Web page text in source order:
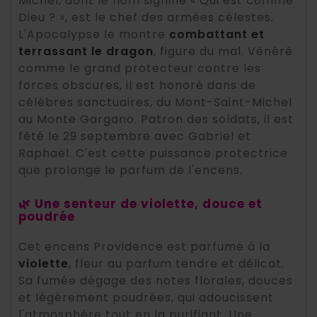
Dieu ? », est le chef des armées célestes.
L'Apocalypse le montre combattant et
terrassant le dragon, figure du mal. Vénéré
comme le grand protecteur contre les
forces obscures, il est honoré dans de
célèbres sanctuaires, du Mont-Saint-Michel
au Monte Gargano. Patron des soldats, il est
fêté le 29 septembre avec Gabriel et
Raphaël. C'est cette puissance protectrice
que prolonge le parfum de l'encens.
🌿 Une senteur de violette, douce et
poudrée
Cet encens Providence est parfumé à la
violette, fleur au parfum tendre et délicat.
Sa fumée dégage des notes florales, douces
et légèrement poudrées, qui adoucissent